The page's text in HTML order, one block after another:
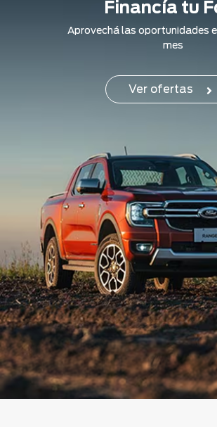
Financía tu
Aprovechá las oportunidades
mes
Ver ofertas